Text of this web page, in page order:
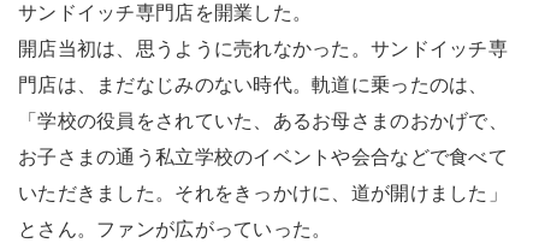
サンドイッチ専門店を開業した。
開店当初は、思うように売れなかった。サンドイッチ専
門店は、まだなじみのない時代。軌道に乗ったのは、
「学校の役員をされていた、あるお母さまのおかげで、
お子さまの通う私立学校のイベントや会合などで食べて
いただきました。それをきっかけに、道が開けました」
とさん。ファンが広がっていった。